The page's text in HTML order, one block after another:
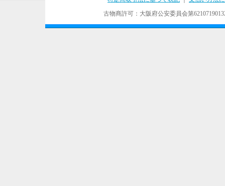
古物商許可：大阪府公安委員会第